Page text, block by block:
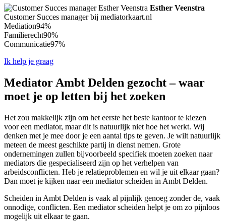
Esther Veenstra
Customer Succes manager bij mediatorkaart.nl
Mediation94%
Familierecht90%
Communicatie97%
Ik help je graag
Mediator Ambt Delden gezocht – waar
moet je op letten bij het zoeken
Het zou makkelijk zijn om het eerste het beste kantoor te kiezen
voor een mediator, maar dit is natuurlijk niet hoe het werkt. Wij
denken met je mee door je een aantal tips te geven. Je wilt natuurlijk
meteen de meest geschikte partij in dienst nemen. Grote
ondernemingen zullen bijvoorbeeld specifiek moeten zoeken naar
mediators die gespecialiseerd zijn op het verhelpen van
arbeidsconflicten. Heb je relatieproblemen en wil je uit elkaar gaan?
Dan moet je kijken naar een mediator scheiden in Ambt Delden.
Scheiden in Ambt Delden is vaak al pijnlijk genoeg zonder de, vaak
onnodige, conflicten. Een mediator scheiden helpt je om zo pijnloos
mogelijk uit elkaar te gaan.